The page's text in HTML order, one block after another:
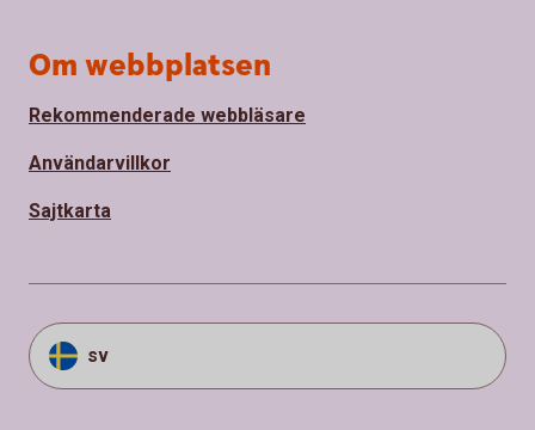
Om webbplatsen
Rekommenderade webbläsare
Användarvillkor
Sajtkarta
sv